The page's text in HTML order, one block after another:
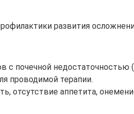
развития
с почечной недостаточностью
проводимой терапии.
отсутствие аппетита,